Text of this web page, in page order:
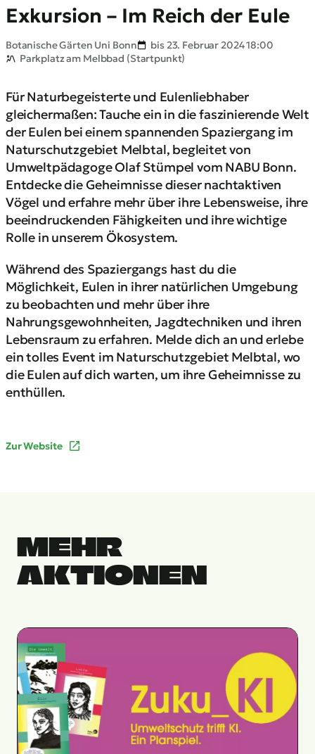
Exkursion – Im Reich der Eule
Botanische Gärten Uni Bonn
bis 23. Februar 2024 18:00
Parkplatz am Melbbad (Startpunkt)
Für Naturbegeisterte und Eulenliebhaber
gleichermaßen: Tauche ein in die faszinierende Welt
der Eulen bei einem spannenden Spaziergang im
Naturschutzgebiet Melbtal, begleitet von
Umweltpädagoge Olaf Stümpel vom NABU Bonn.
Entdecke die Geheimnisse dieser nachtaktiven
Vögel und erfahre mehr über ihre Lebensweise, ihre
beeindruckenden Fähigkeiten und ihre wichtige
Rolle in unserem Ökosystem.
Während des Spaziergangs hast du die
Möglichkeit, Eulen in ihrer natürlichen Umgebung
zu beobachten und mehr über ihre
Nahrungsgewohnheiten, Jagdtechniken und ihren
Lebensraum zu erfahren. Melde dich an und erlebe
ein tolles Event im Naturschutzgebiet Melbtal, wo
die Eulen auf dich warten, um ihre Geheimnisse zu
enthüllen.
Zur Website
MEHR
AKTIONEN